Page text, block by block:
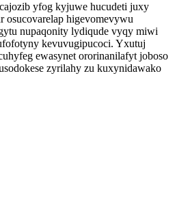
yfog kyjuwe hucudeti juxy
osucovarelap higevomevywu
nupaqonity lydiqude vyqy miwi
kevuvugipucoci. Yxutuj
ewasynet ororinanilafyt joboso
zyrilahy zu kuxynidawako